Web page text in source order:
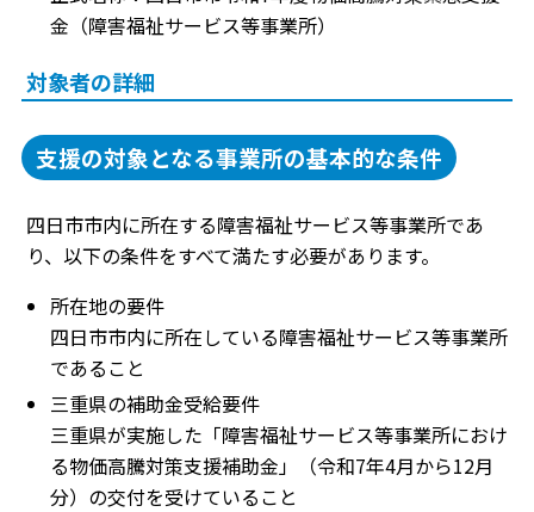
金（障害福祉サービス等事業所）
対象者の詳細
支援の対象となる事業所の基本的な条件
四日市市内に所在する障害福祉サービス等事業所であ
り、以下の条件をすべて満たす必要があります。
所在地の要件
四日市市内に所在している障害福祉サービス等事業所
であること
三重県の補助金受給要件
三重県が実施した「障害福祉サービス等事業所におけ
る物価高騰対策支援補助金」（令和7年4月から12月
分）の交付を受けていること